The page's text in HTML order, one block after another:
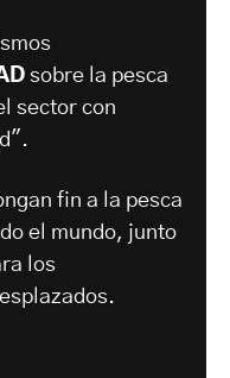
sobre la pesca
sector con
fin a la pesca
el mundo, junto
los